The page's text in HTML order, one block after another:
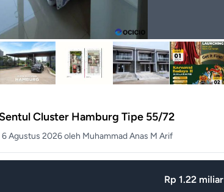
Cluster Hamburg Tipe 55/72
6 Agustus 2026 oleh Muhammad Anas M Arif
Rp 1.22 miliar